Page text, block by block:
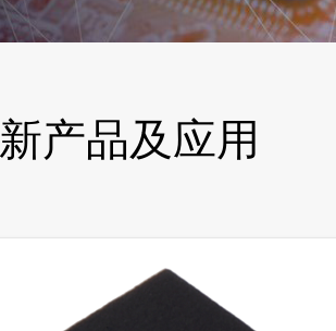
新产品及应用